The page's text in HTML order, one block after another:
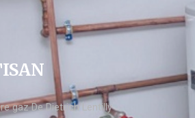
gaz De Dietrich Lentilly